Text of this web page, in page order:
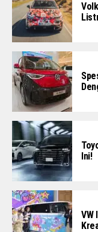
Ini!
VW